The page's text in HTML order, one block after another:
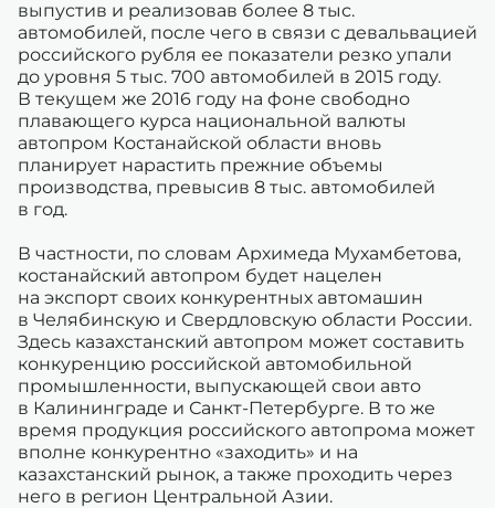
выпустив и реализовав более 8 тыс.
автомобилей, после чего в связи с девальвацией
российского рубля ее показатели резко упали
до уровня 5 тыс. 700 автомобилей в 2015 году.
В текущем же 2016 году на фоне свободно
плавающего курса национальной валюты
автопром Костанайской области вновь
планирует нарастить прежние объемы
производства, превысив 8 тыс. автомобилей
в год.
В частности, по словам Архимеда Мухамбетова,
костанайский автопром будет нацелен
на экспорт своих конкурентных автомашин
в Челябинскую и Свердловскую области России.
Здесь казахстанский автопром может составить
конкуренцию российской автомобильной
промышленности, выпускающей свои авто
в Калининграде и Санкт-Петербурге. В то же
время продукция российского автопрома может
вполне конкурентно «заходить» и на
казахстанский рынок, а также проходить через
него в регион Центральной Азии.